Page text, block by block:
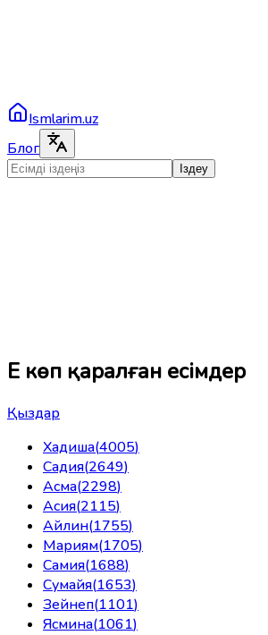
Ismlarim.uz
Блог
Іздеу
Ең көп қаралған есімдер
Қыздар
Хадиша(4005)
Садия(2649)
Асма(2298)
Асия(2115)
Айлин(1755)
Мариям(1705)
Самия(1688)
Сумайя(1653)
Зейнеп(1101)
Ясмина(1061)